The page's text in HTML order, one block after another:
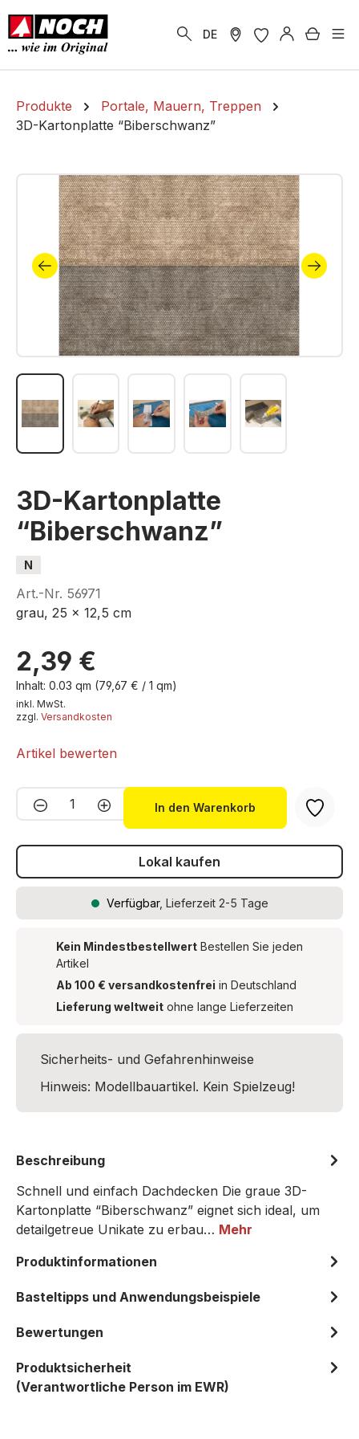
springen
DE
Produkte
Portale, Mauern, Treppen
3D-Kartonplatte “Biberschwanz”
Bildergalerie überspringen
3D-Kartonplatte
“Biberschwanz”
N
Art.-Nr. 56971
grau, 25 x 12,5 cm
2,39 €
Inhalt: 0.03 qm (79,67 € / 1 qm)
inkl. MwSt.
zzgl. Versandkosten
Artikel bewerten
Produkt Anzahl: Gib den
In den Warenkorb
Lokal kaufen
Verfügbar, Lieferzeit 2-5 Tage
Kein Mindestbestellwert Bestellen Sie jeden
Artikel
Ab 100 € versandkostenfrei in Deutschland
Lieferung weltweit ohne lange Lieferzeiten
Sicherheits- und Gefahrenhinweise
Hinweis: Modellbauartikel. Kein Spielzeug!
Beschreibung
Schnell und einfach Dachdecken Die graue 3D-
Kartonplatte “Biberschwanz” eignet sich ideal, um
detailgetreue Unikate zu erbau… Mehr
Produktinformationen
Basteltipps und Anwendungsbeispiele
Bewertungen
Produktsicherheit
(Verantwortliche Person im EWR)